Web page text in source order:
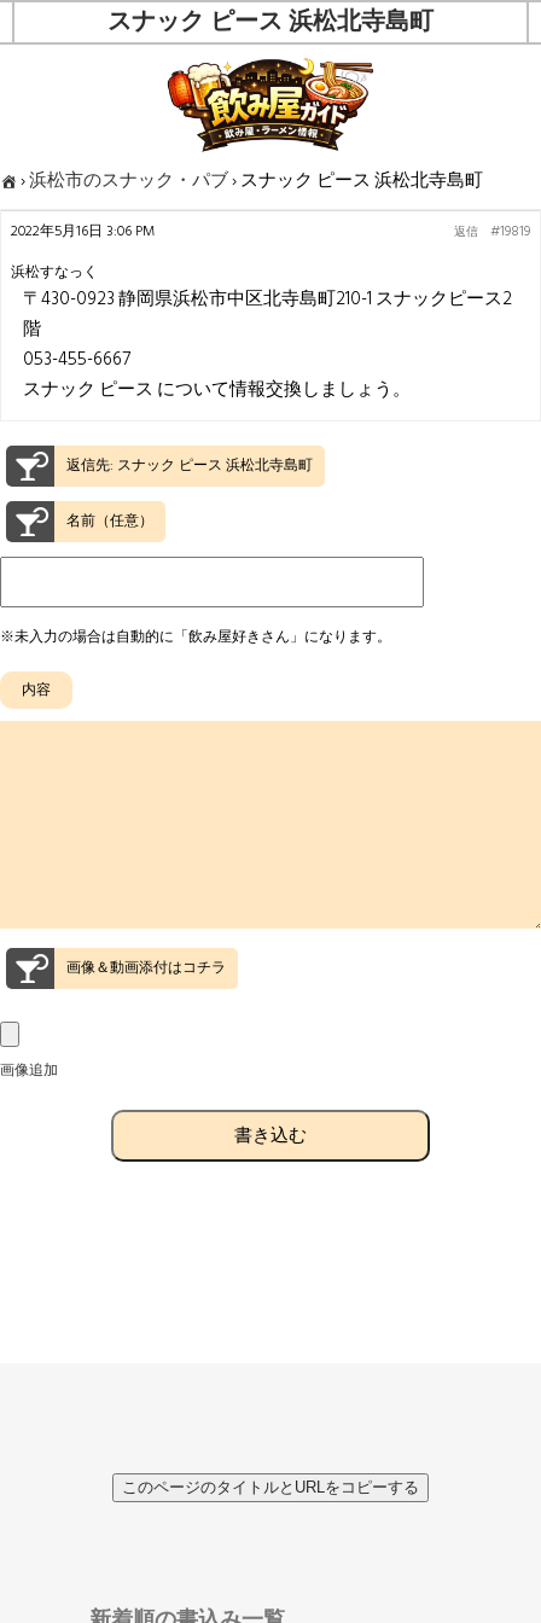
スナック ピース 浜松北寺島町
›浜松市のスナック・パブ›スナック ピース 浜松北寺島町
2022年5月16日 3:06 PM #19819
返信
浜松すなっく
〒430-0923 静岡県浜松市中区北寺島町210-1 スナックピース2
階
053-455-6667
スナック ピース について情報交換しましょう。
返信先: スナック ピース 浜松北寺島町
名前（任意）
※未入力の場合は自動的に「飲み屋好きさん」になります。
画像＆動画添付はコチラ
画像追加
書き込む
このページのタイトルとURLをコピーする